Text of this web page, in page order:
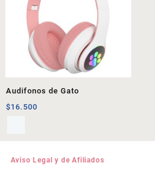
Audifonos de Gato
$16.500
Aviso Legal y de Afiliados